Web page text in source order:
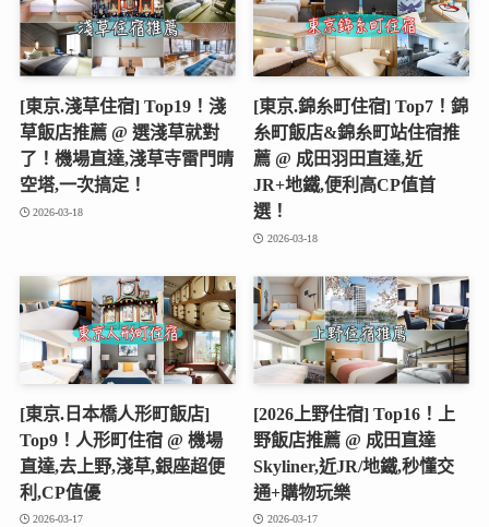
[東京.淺草住宿] Top19！淺
草飯店推薦 @ 選淺草就對
了！機場直達,淺草寺雷門晴
空塔,一次搞定！
2026-03-18
[東京.錦糸町住宿] Top7！錦
糸町飯店&錦糸町站住宿推
薦 @ 成田羽田直達,近
JR+地鐵,便利高CP值首
選！
2026-03-18
[東京.日本橋人形町飯店]
Top9！人形町住宿 @ 機場
直達,去上野,淺草,銀座超便
利,CP值優
2026-03-17
[2026上野住宿] Top16！上
野飯店推薦 @ 成田直達
Skyliner,近JR/地鐵,秒懂交
通+購物玩樂
2026-03-17